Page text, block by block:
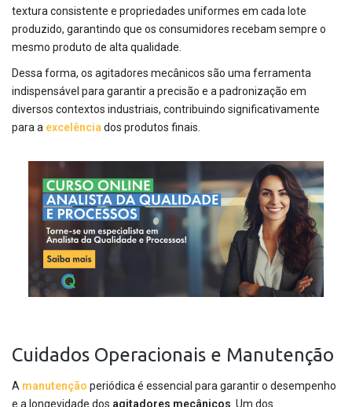
textura consistente e propriedades uniformes em cada lote
produzido, garantindo que os consumidores recebam sempre o
mesmo produto de alta qualidade.
Dessa forma, os agitadores mecânicos são uma ferramenta
indispensável para garantir a precisão e a padronização em
diversos contextos industriais, contribuindo significativamente
para a excelência dos produtos finais.
Cuidados Operacionais e Manutenção
A manutenção periódica é essencial para garantir o desempenho
e a longevidade dos agitadores mecânicos . Um dos